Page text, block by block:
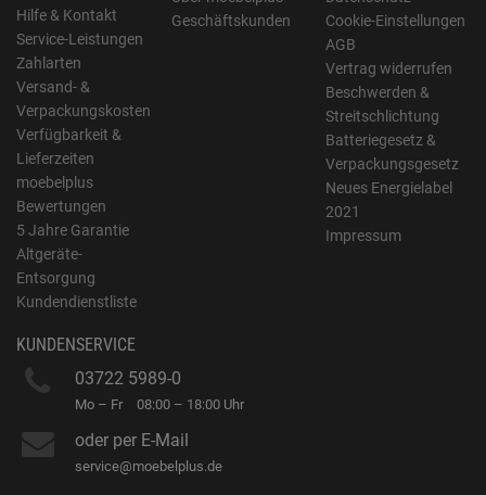
Hilfe & Kontakt
Service-Leistungen
Zahlarten
Versand- &
Verpackungskosten
Verfügbarkeit &
Lieferzeiten
moebelplus
Bewertungen
5 Jahre Garantie
Altgeräte-
Entsorgung
Kundendienstliste
Geschäftskunden
Cookie-Einstellungen
AGB
Vertrag widerrufen
Beschwerden &
Streitschlichtung
Batteriegesetz &
Verpackungsgesetz
Neues Energielabel
2021
Impressum
KUNDENSERVICE
03722 5989-0
Mo – Fr 08:00 – 18:00 Uhr
oder per E-Mail
service@moebelplus.de